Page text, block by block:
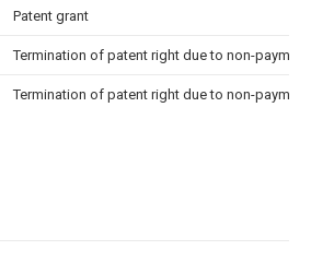
Patent grant
Termination of patent right due to non-
Termination of patent right due to non-